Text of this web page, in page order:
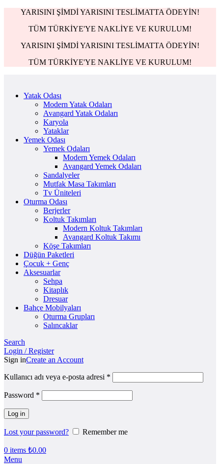
YARISINI ŞİMDİ YARISINI TESLİMATTA ÖDEYİN!
TÜM TÜRKİYE'YE NAKLİYE VE KURULUM!
YARISINI ŞİMDİ YARISINI TESLİMATTA ÖDEYİN!
TÜM TÜRKİYE'YE NAKLİYE VE KURULUM!
Yatak Odası
Modern Yatak Odaları
Avangard Yatak Odaları
Karyola
Yataklar
Yemek Odası
Yemek Odaları
Modern Yemek Odaları
Avangard Yemek Odaları
Sandalyeler
Mutfak Masa Takımları
Tv Üniteleri
Oturma Odası
Berjerler
Koltuk Takımları
Modern Koltuk Takımları
Avangard Koltuk Takımı
Köşe Takımları
Düğün Paketleri
Çocuk + Genç
Aksesuarlar
Sehpa
Kitaplık
Dresuar
Bahçe Mobilyaları
Oturma Grupları
Salıncaklar
Search
Login / Register
Sign inCreate an Account
Kullanıcı adı veya e-posta adresi *
Password *
Log in
Lost your password? Remember me
0 items ₺0.00
Menu